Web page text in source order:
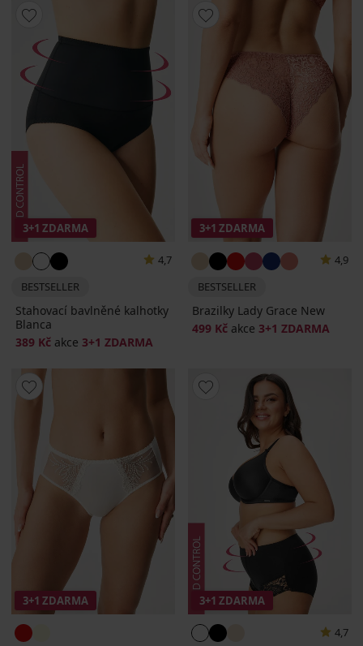
3+1 ZDARMA
4,7
BESTSELLER
Stahovací bavlněné kalhotky
Blanca
389 Kč akce 3+1 ZDARMA
3+1 ZDARMA
4,9
BESTSELLER
Brazilky Lady Grace New
499 Kč akce 3+1 ZDARMA
3+1 ZDARMA 3+1 ZDARMA
4,7